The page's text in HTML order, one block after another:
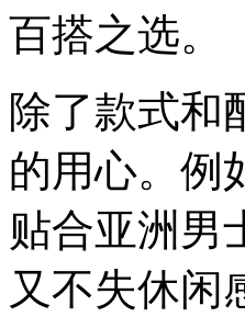
百搭之选。
除了款式和
的用心。例
贴合亚洲男
又不失休闲